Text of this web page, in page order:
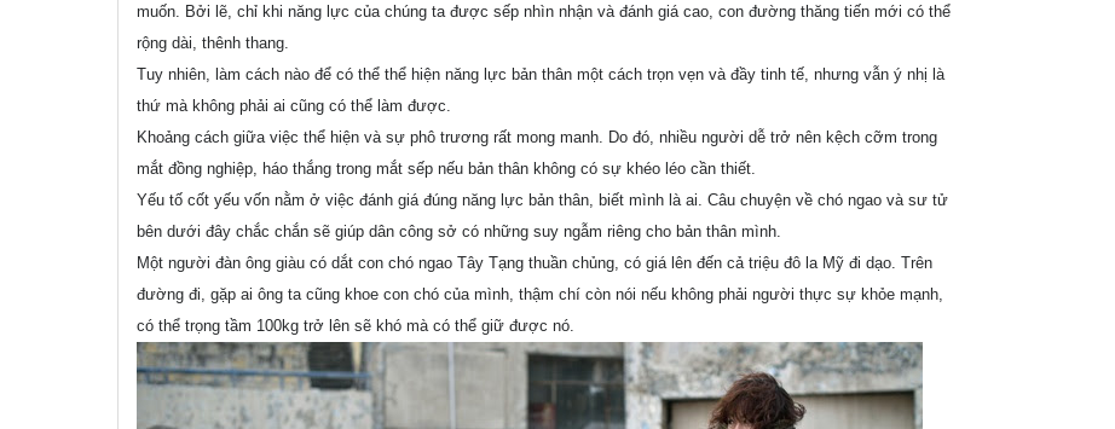
muốn. Bởi lẽ, chỉ khi năng lực của chúng ta được sếp nhìn nhận và đánh giá cao, con đường thăng tiến mới có thể
rộng dài, thênh thang.
Tuy nhiên, làm cách nào để có thể thể hiện năng lực bản thân một cách trọn vẹn và đầy tinh tế, nhưng vẫn ý nhị là
thứ mà không phải ai cũng có thể làm được.
Khoảng cách giữa việc thể hiện và sự phô trương rất mong manh. Do đó, nhiều người dễ trở nên kệch cỡm trong
mắt đồng nghiệp, háo thắng trong mắt sếp nếu bản thân không có sự khéo léo cần thiết.
Yếu tố cốt yếu vốn nằm ở việc đánh giá đúng năng lực bản thân, biết mình là ai. Câu chuyện về chó ngao và sư tử
bên dưới đây chắc chắn sẽ giúp dân công sở có những suy ngẫm riêng cho bản thân mình.
Một người đàn ông giàu có dắt con chó ngao Tây Tạng thuần chủng, có giá lên đến cả triệu đô la Mỹ đi dạo. Trên
đường đi, gặp ai ông ta cũng khoe con chó của mình, thậm chí còn nói nếu không phải người thực sự khỏe mạnh,
có thể trọng tầm 100kg trở lên sẽ khó mà có thể giữ được nó.